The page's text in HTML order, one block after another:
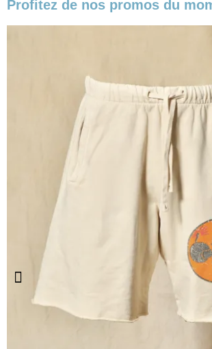
Profitez de nos promos du